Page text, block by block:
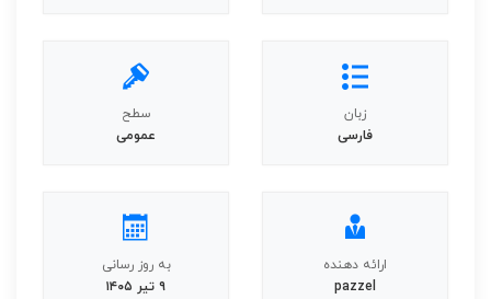
زبان
فارسی
سطح
عمومی
ارائه دهنده
pazzel
به روز رسانی
۹ تیر ۱۴۰۵